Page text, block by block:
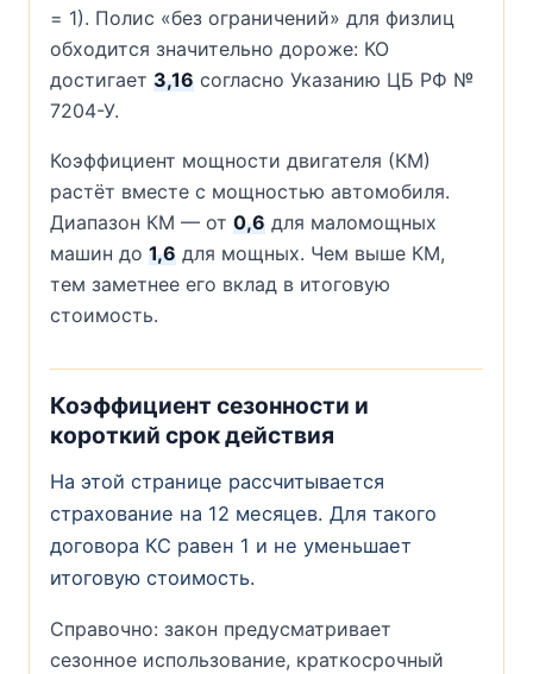
= 1). Полис «без ограничений» для физлиц
обходится значительно дороже: КО
достигает 3,16согласно Указанию ЦБ РФ №
7204-У.
Коэффициент мощности двигателя (КМ)
растёт вместе с мощностью автомобиля.
Диапазон КМ — от 0,6для маломощных
машин до 1,6для мощных. Чем выше КМ,
тем заметнее его вклад в итоговую
стоимость.
Коэффициент сезонности и
короткий срок действия
На этой странице рассчитывается
страхование на 12 месяцев. Для такого
договора КС равен 1 и не уменьшает
итоговую стоимость.
Справочно: закон предусматривает
сезонное использование, краткосрочный